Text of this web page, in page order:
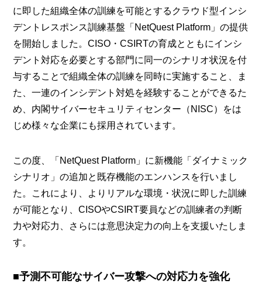
に即した組織全体の訓練を可能とするクラウド型インシ
デントレスポンス訓練基盤「NetQuest Platform」の提供
を開始しました。CISO・CSIRTの育成とともにインシ
デント対応を必要とする部門に同一のシナリオ状況を付
与することで組織全体の訓練を同時に実施すること、ま
た、一連のインシデント対処を経験することができるた
め、内閣サイバーセキュリティセンター（NISC）をは
じめ様々な企業にも採用されています。
この度、「NetQuest Platform」に新機能「ダイナミック
シナリオ」の追加と既存機能のエンハンスを行いまし
た。これにより、よりリアルな環境・状況に即した訓練
が可能となり、CISOやCSIRT要員などの訓練者の判断
力や対応力、さらには意思決定力の向上を支援いたしま
す。
■予測不可能なサイバー攻撃への対応力を強化